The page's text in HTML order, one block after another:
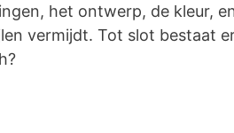
het ontwerp, de kleur,
vermijdt. Tot slot bestaat